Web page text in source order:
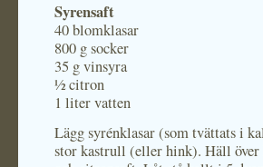
Syrensaft
40 blomklasar
800 g socker
35 g vinsyra
½ citron
1 liter vatten
Lägg syrénklasar (som tvättats i
stor kastrull (eller hink). Häll